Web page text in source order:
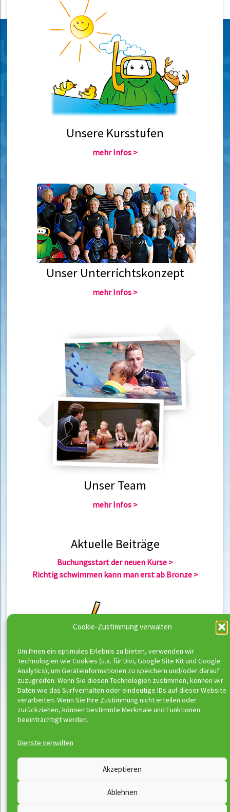
Cookie-Zustimmung verwalten
Um Ihnen ein optimales Erlebnis zu bieten, verwenden wir
Technologien wie Cookies (u.a. für Divi, Google Site Kit und Google
Analytics), um Geräteinformationen zu speichern und/oder darauf
zuzugreifen. Wenn Sie diesen Technologien zustimmen, können wir
Daten wie das Surfverhalten oder eindeutige IDs auf dieser Website
verarbeiten. Wenn Sie Ihre Zustimmung nicht erteilen oder
zurückziehen, können bestimmte Merkmale und Funktionen
beeinträchtigt werden.
Dienste verwalten
Akzeptieren
Ablehnen
Unsere Kursstufen
mehr Infos >
Unser Unterrichtskonzept
mehr Infos >
Unser Team
mehr Infos >
Aktuelle Beiträge
Buchungsstart der neuen Kurse
Richtig schwimmen kann man erst ab Bronze
Impressum
Disclaimer